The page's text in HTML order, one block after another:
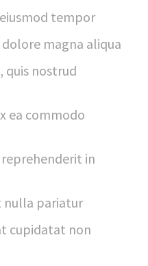
tempor
magna aliqua
quis nostrud
ea commodo
in
nulla pariatur
cupidatat non